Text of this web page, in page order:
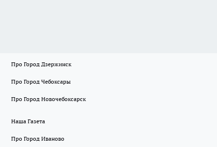
Про Город Дзержинск
Про Город Чебоксары
Про Город Новочебоксарск
Наша Газета
Про Город Иваново